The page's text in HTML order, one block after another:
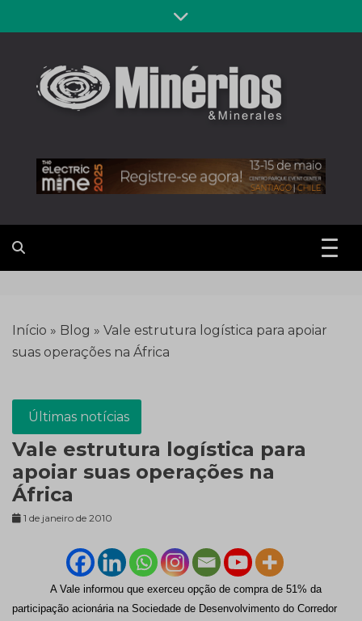
to
Revista
Minérios &
Minerales
Início » Blog » Vale estrutura logística para apoiar
suas operações na África
Últimas notícias
Vale estrutura logística para
apoiar suas operações na
África
1 de janeiro de 2010
A Vale informou que exerceu opção de compra de 51% da
participação acionária na Sociedade de Desenvolvimento do Corredor